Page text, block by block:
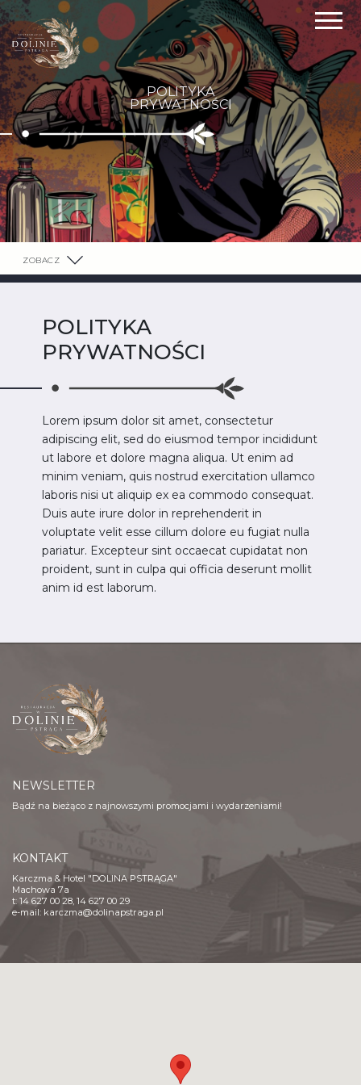
POLITYKA
PRYWATNOŚCI
ZOBACZ
POLITYKA
PRYWATNOŚCI
Lorem ipsum dolor sit amet, consectetur
adipiscing elit, sed do eiusmod tempor incididunt
ut labore et dolore magna aliqua. Ut enim ad
minim veniam, quis nostrud exercitation ullamco
laboris nisi ut aliquip ex ea commodo consequat.
Duis aute irure dolor in reprehenderit in
voluptate velit esse cillum dolore eu fugiat nulla
pariatur. Excepteur sint occaecat cupidatat non
proident, sunt in culpa qui officia deserunt mollit
anim id est laborum.
NEWSLETTER
Bądź na bieżąco z najnowszymi promocjami i wydarzeniami!
KONTAKT
Karczma & Hotel "DOLINA PSTRĄGA"
Machowa 7a
t: 14 627 00 28, 14 627 00 29
e-mail: karczma@dolinapstraga.pl